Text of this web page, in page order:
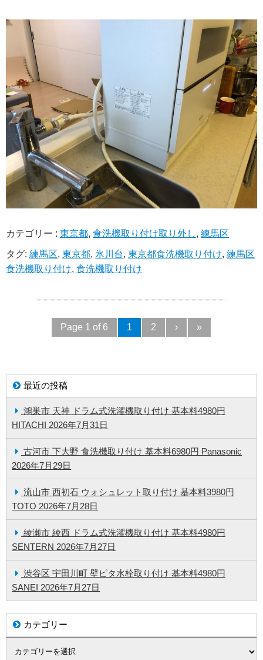
カテゴリー :東京都,食洗機取り付け取り外し,練馬区
タグ:練馬区,東京都, 氷川台,東京都食洗機取り付け,練馬区
食洗機取り付け,食洗機取り付け
Page 1 of 6 1 2 › »
最近の投稿
鴻巣市 天神 ドラム式洗濯機取り付け 基本料4980円
HITACHI 2026年7月31日
古河市 下大野 食洗機取り付け 基本料6980円 Panasonic
2026年7月29日
流山市 西初石 ウォシュレット取り付け 基本料3980円
TOTO 2026年7月28日
綾瀬市 綾西 ドラム式洗濯機取り付け 基本料4980円
SENTERN 2026年7月27日
渋谷区 宇田川町 壁ピタ水栓取り付け 基本料4980円
SANEI 2026年7月27日
カテゴリー